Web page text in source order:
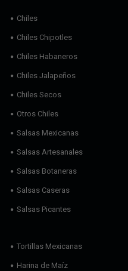
Chiles
Chiles Chipotles
Chiles Habaneros
Chiles Jalapeños
Chiles Secos
Otros Chiles
Salsas Mexicanas
Salsas Artesanales
Salsas Botaneras
Salsas Caseras
Salsas Picantes
Tortillas Mexicanas
Harina de Maíz